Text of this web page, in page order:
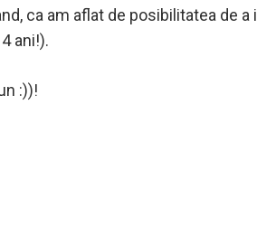
ca am aflat de posibilitatea de a il
ani!).
:))!